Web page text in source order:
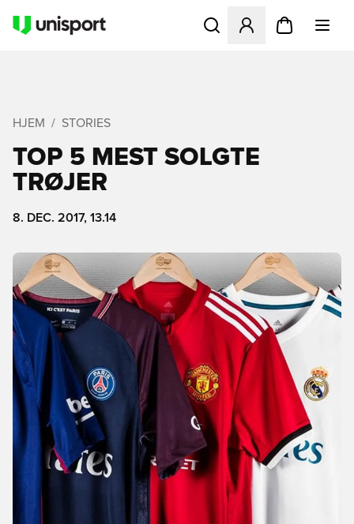
Åbner en Modal til at
HJEM STORIES
TOP 5 MEST SOLGTE
TRØJER
8. DEC. 2017, 13.14